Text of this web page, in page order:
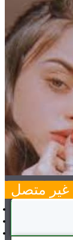
إتصل بنا
غير متصل